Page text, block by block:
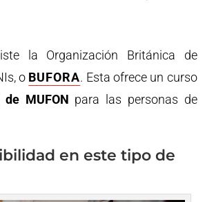
la Organización Británica de
o BUFORA. Esta ofrece un curso
MUFON para las personas de
en este tipo de